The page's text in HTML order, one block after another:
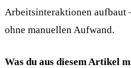
Arbeitsinteraktionen aufbaut
ohne manuellen Aufwand.
Was du aus diesem Artikel